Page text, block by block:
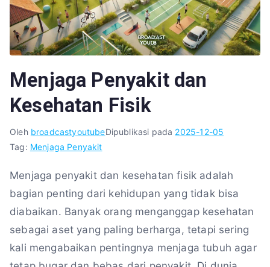
Menjaga Penyakit dan
Kesehatan Fisik
Oleh broadcastyoutubeDipublikasi pada 2025-12-05
Tag: Menjaga Penyakit
Menjaga penyakit dan kesehatan fisik adalah
bagian penting dari kehidupan yang tidak bisa
diabaikan. Banyak orang menganggap kesehatan
sebagai aset yang paling berharga, tetapi sering
kali mengabaikan pentingnya menjaga tubuh agar